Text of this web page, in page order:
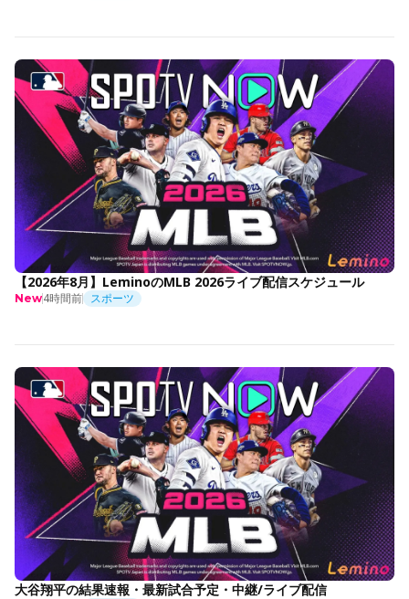
【2026年8月】LeminoのMLB 2026ライブ配信スケジュール
New4時間前 スポーツ
大谷翔平の結果速報・最新試合予定・中継/ライブ配信